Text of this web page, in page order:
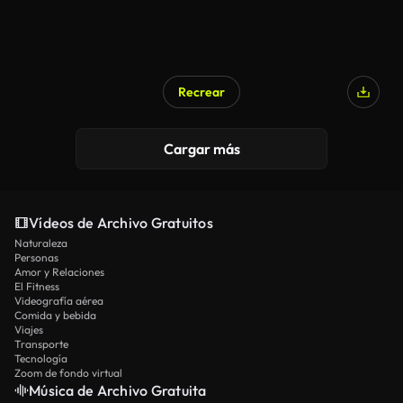
Recrear
Cargar más
Vídeos de Archivo Gratuitos
Naturaleza
Personas
Amor y Relaciones
El Fitness
Videografía aérea
Comida y bebida
Viajes
Transporte
Tecnología
Zoom de fondo virtual
Música de Archivo Gratuita